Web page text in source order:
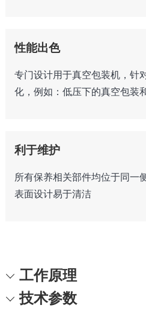
性能出色
专门设计用于真空包装机，针
化，例如：低压下的真空包装
利于维护
所有保养相关部件均位于同一
表面设计易于清洁
工作原理
技术参数